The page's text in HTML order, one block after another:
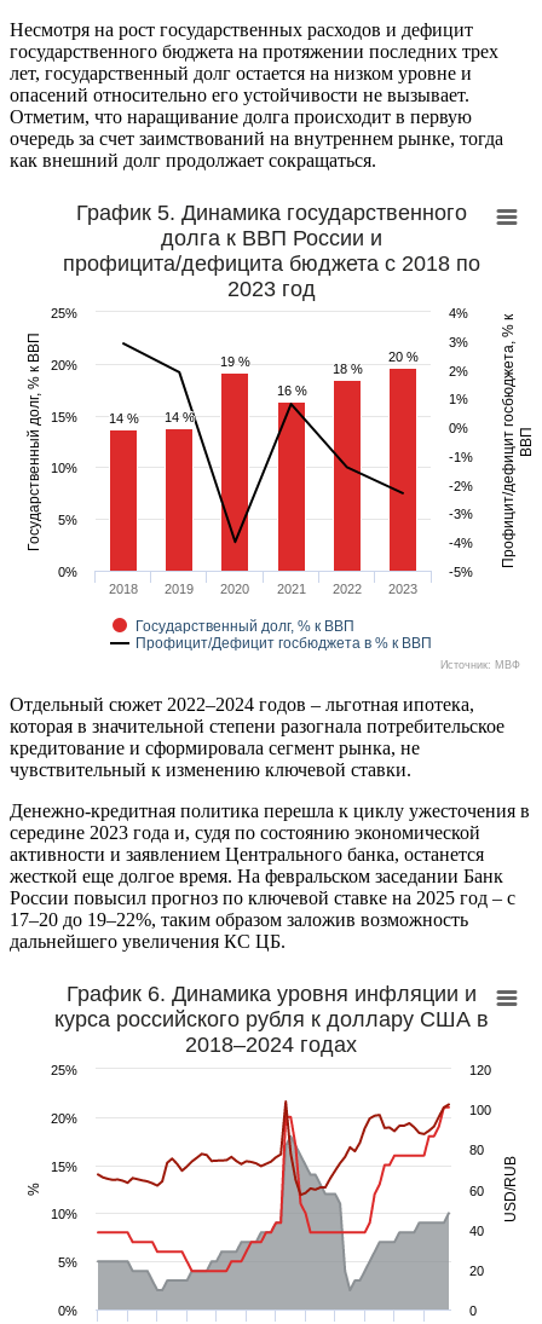
Несмотря на рост государственных расходов и дефицит
государственного бюджета на протяжении последних трех
лет, государственный долг остается на низком уровне и
опасений относительно его устойчивости не вызывает.
Отметим, что наращивание долга происходит в первую
очередь за счет заимствований на внутреннем рынке, тогда
как внешний долг продолжает сокращаться.
Профицит/дефицит госбюджета, % кВВП
Государственный долг, % к ВВП
График 5. Динамика государственного
долга к ВВП России и
профицита/дефицита бюджета с 2018 по
2023 год
14 %
14 % 14 %
14 %
19 %
19 %
16 %
16 %
18 %
18 %
20 %
20 %
Государственный долг, % к ВВП
Профицит/Дефицит госбюджета в % к ВВП
2018 2019 2020 2021 2022 2023
-5%
-4%
-3%
-2%
-1%
0%
1%
2%
3%
4%
0%
5%
10%
15%
20%
25%
Источник: МВФ
Отдельный сюжет 2022–2024 годов – льготная ипотека,
которая в значительной степени разогнала потребительское
кредитование и сформировала сегмент рынка, не
чувствительный к изменению ключевой ставки.
Денежно-кредитная политика перешла к циклу ужесточения в
середине 2023 года и, судя по состоянию экономической
активности и заявлением Центрального банка, останется
жесткой еще долгое время. На февральском заседании Банк
России повысил прогноз по ключевой ставке на 2025 год – с
17–20 до 19–22%, таким образом заложив возможность
дальнейшего увеличения КС ЦБ.
USD/RUB
%
График 6. Динамика уровня инфляции и
курса российского рубля к доллару США в
2018–2024 годах
0
20
40
60
80
100
120
0%
5%
10%
15%
20%
25%